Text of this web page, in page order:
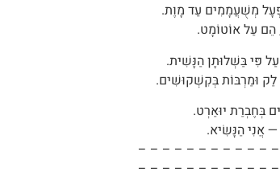
מְשֻׁעֲמָמִים עַד מָוֶת.
הֵם עַל אוֹטוֹמָט.
פִּי בַּשְׁלוּתָן הַנָּשִׁית.
לַק וּמַרְבּוֹת בְּקִשְׁקוּשִׁים.
בְּחֶבְרַת יוּאַרְט.
— אֲנִי הַנָּשִׂיא.
– – – – – – – – – – –
– – – – – – – – – – –